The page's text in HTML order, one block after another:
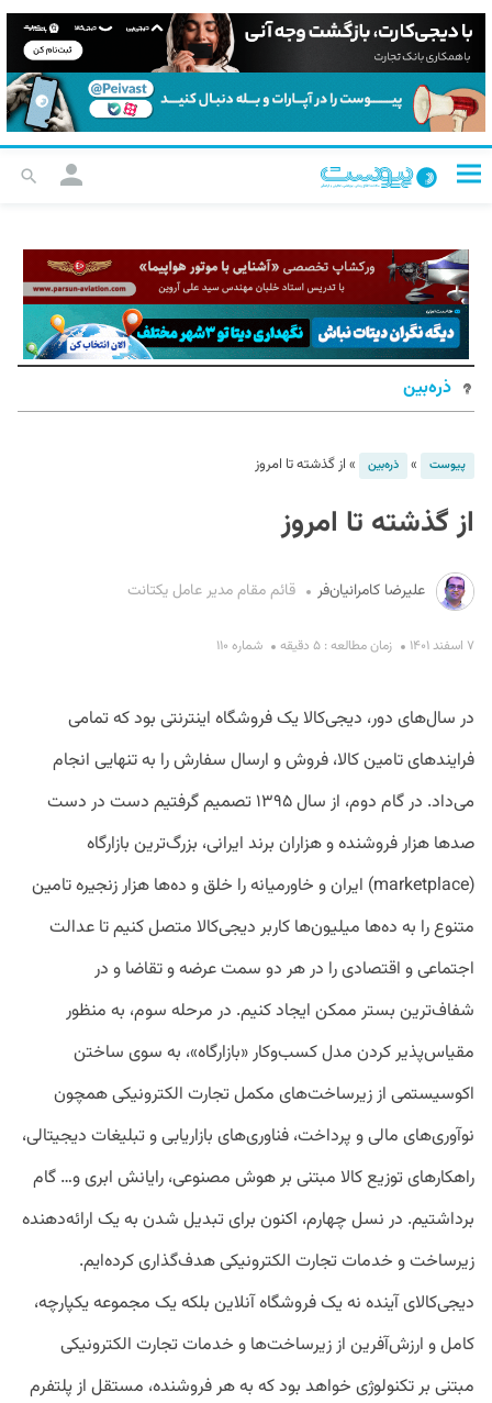
ذره‌بین
پیوست » ذره‌بین » از گذشته تا امروز
از گذشته تا امروز
علیرضا کامرانیان‌فر قائم مقام مدیر عامل یکتانت
۷ اسفند ۱۴۰۱ زمان مطالعه : ۵ دقیقه شماره ۱۱۰
در سال‌های دور، دیجی‌کالا یک فروشگاه اینترنتی بود که تمامی
فرایندهای تامین کالا، فروش و ارسال سفارش را به تنهایی انجام
می‌داد. در گام دوم، از سال ۱۳۹۵ تصمیم گرفتیم دست در دست
صدها هزار فروشنده و هزاران برند ایرانی، بزرگ‌ترین بازارگاه
(marketplace) ایران و خاورمیانه را خلق و ده‌ها هزار زنجیره تامین
متنوع را به ده‌ها میلیون‌ها کاربر دیجی‌کالا متصل کنیم تا عدالت
اجتماعی و اقتصادی را در هر دو سمت عرضه و تقاضا و در
شفاف‌ترین بستر ممکن ایجاد کنیم. در مرحله سوم، به منظور
مقیاس‌پذیر کردن مدل کسب‌وکار «بازارگاه»، به سوی ساختن
اکوسیستمی از زیرساخت‌های مکمل تجارت الکترونیکی همچون
نوآوری‌های مالی و پرداخت، فناوری‌های بازاریابی و تبلیغات دیجیتالی،
راهکارهای توزیع کالا مبتنی بر هوش مصنوعی، رایانش ابری و… گام
برداشتیم. در نسل چهارم، اکنون برای تبدیل شدن به یک ارائه‌دهنده
زیرساخت و خدمات تجارت الکترونیکی هدف‌گذاری کرده‌ایم.
دیجی‌کالای آینده نه یک فروشگاه آنلاین بلکه یک مجموعه یکپارچه،
کامل و ارزش‌آفرین از زیرساخت‌ها و خدمات تجارت الکترونیکی
مبتنی بر تکنولوژی خواهد بود که به هر فروشنده، مستقل از پلتفرم